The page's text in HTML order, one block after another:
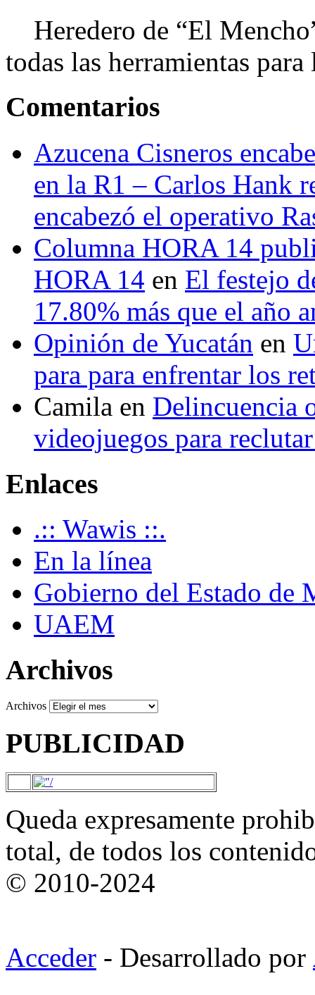
Heredero de “El
todas las herramientas
Comentarios
Azucena Cisneros
en la R1 – Carlos Hank
encabezó el operativo
Columna HORA 14
HORA 14 en El festejo
17.80% más que el año
Opinión de Yucatán en
para para enfrentar los
Camila en Delincuencia
videojuegos para
Enlaces
.:: Wawis ::.
En la línea
Gobierno del Estado de
UAEM
Archivos
Archivos
PUBLICIDAD
Queda expresamente
total, de todos los
© 2010-2024
Acceder - Desarrollado por